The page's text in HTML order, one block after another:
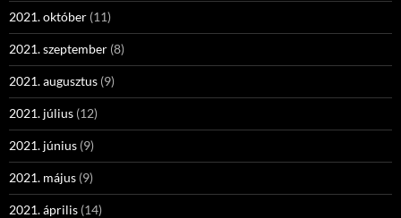
2021. október (11)
2021. szeptember (8)
2021. augusztus (9)
2021. július (12)
2021. június (9)
2021. május (9)
2021. április (14)